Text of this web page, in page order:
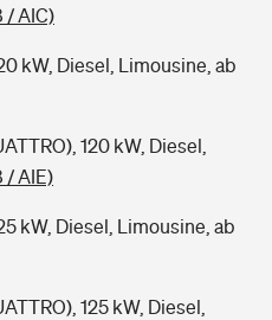
/ AIC)
kW, Diesel, Limousine, ab
120 kW, Diesel,
/ AIE)
kW, Diesel, Limousine, ab
125 kW, Diesel,